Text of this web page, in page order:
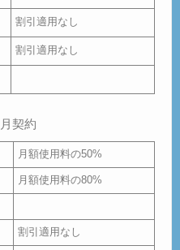
割引適用なし
割引適用なし
契約
月額使用料の50%
月額使用料の80%
割引適用なし